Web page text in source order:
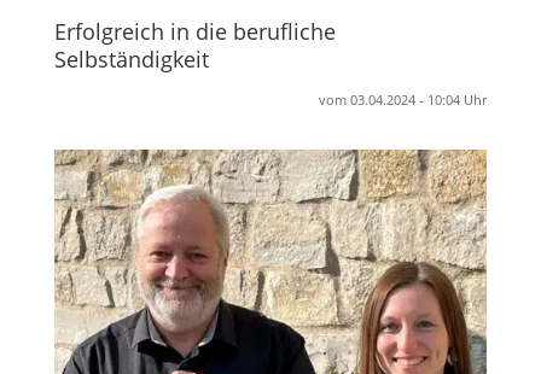
Erfolgreich in die berufliche
Selbständigkeit
vom 03.04.2024 - 10:04 Uhr